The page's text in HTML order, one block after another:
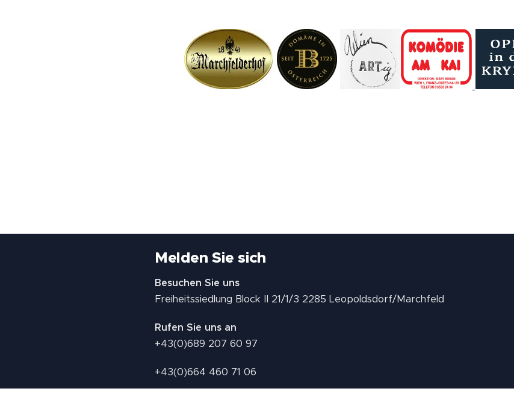
Melden Sie sich
Besuchen Sie uns
Freiheitssiedlung Block II 21/1/3 2285 Leopoldsdorf/Marchfeld
Rufen Sie uns an
+43(0)689 207 60 97
+43(0)664 460 71 06